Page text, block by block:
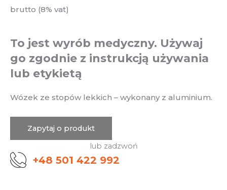
brutto (8% vat)
To jest wyrób medyczny. Używaj
go zgodnie z instrukcją używania
lub etykietą
Wózek ze stopów lekkich – wykonany z aluminium.
Zapytaj o produkt
lub zadzwoń
+48 501 422 992